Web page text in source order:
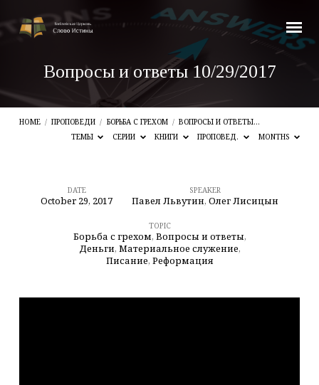
Вопросы и ответы 10/29/2017
HOME / ПРОПОВЕДИ / БОРЬБА С ГРЕХОМ / ВОПРОСЫ И ОТВЕТЫ…
ТЕМЫ
СЕРИИ КНИГИ ПРОПОВЕД. MONTHS
Вопросы
DATE
October 29, 2017
SPEAKER
Павел Львутин, Олег Лисицын
TOPIC
Борьба с грехом, Вопросы и ответы,
Деньги, Материальное служение,
Писание, Реформация